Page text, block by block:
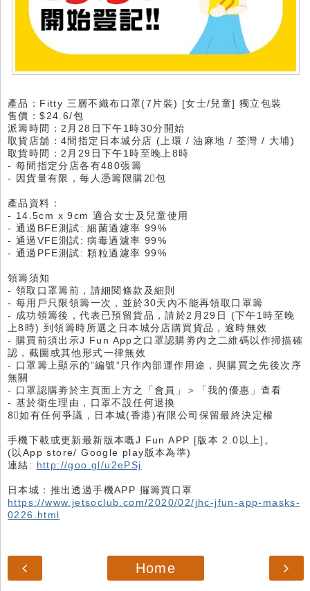
產品：Fitty 三層不織布口罩(7片裝) [女士/兒童] 獨立包裝
售價：$24.6/包
派籌時間：2月28日下午1時30分開始
取貨店舖：4間指定日本城分店 (上環 / 油麻地 / 荃灣 / 大埔)
取貨時間：2月29日下午1時至晚上8時
- 每間指定分店各有480張籌
- 因貨量有限，每人憑籌限購2⃣包
產品資料：
- 14.5cm x 9cm 適合女士及兒童使用
- 通過BFE測試: 細菌過濾率 99%
- 通過VFE測試: 病毒過濾率 99%
- 通過PFE測試: 顆粒過濾率 99%
領籌須知
- 領取口罩籌前，請細閱條款及細則
- 每用戶只限領籌一次，並於30天內不能再領取口罩籌
- 成功領籌後，代表已預留貨品，請於2月29日 (下午1時至晚
上8時) 到領籌時所選之日本城分店購買貨品，逾時無效
- 購買前須出示J Fun App之口罩認購劵內之二維碼以作掃描確
認，截圖或其他形式一律無效
- 口罩籌上顯示的”編號”只作內部運作用途，與購買之先後次序
無關
- 口罩認購劵於主頁面上方之「會員」＞「我的優惠」查看
- 基於衛生理由，口罩不設任何退換
8⃣如有任何爭議，日本城(香港)有限公司保留最終決定權
手機下載或更新最新版本嘅J Fun APP [版本 2.0以上]。
(以App store/ Google play版本為準)
連結: http://goo.gl/u2ePSj
日本城：推出透過手機APP 攞籌買口罩
https://www.jetsoclub.com/2020/02/jhc-jfun-app-masks-
0226.html
Home